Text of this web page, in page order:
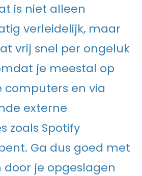
is niet alleen
verleidelijk, maar
vrij snel per ongeluk
je meestal op
computers en via
externe
zoals Spotify
Ga dus goed met
door je opgeslagen